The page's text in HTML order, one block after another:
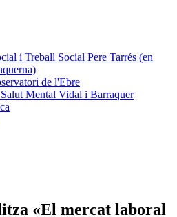
i Treball Social Pere Tarrés (en
de l'Ebre
Mental Vidal i Barraquer
«El mercat laboral